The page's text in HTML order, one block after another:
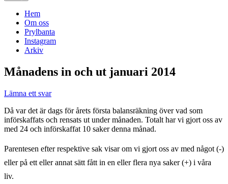
Hem
Om oss
Prylbanta
Instagram
Arkiv
Månadens in och ut januari 2014
Lämna ett svar
Då var det är dags för årets första balansräkning över vad som
införskaffats och rensats ut under månaden. Totalt har vi gjort oss av
med 24 och införskaffat 10 saker denna månad.
Parentesen efter respektive sak visar om vi gjort oss av med något (-)
eller på ett eller annat sätt fått in en eller flera nya saker (+) i våra
liv.